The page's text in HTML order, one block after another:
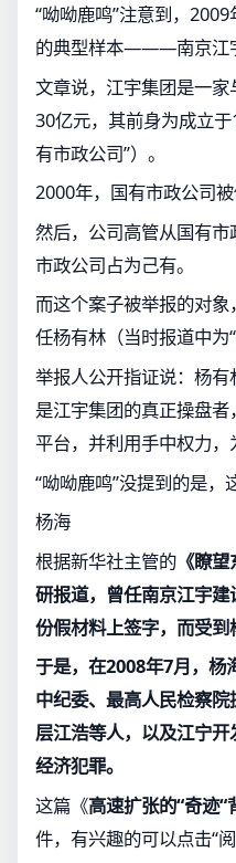
“呦呦鹿鸣”注意到，
的典型样本———南京江
文章说，江宇集团是一
30亿元，其前身为成立
有市政公司”）。
2000年，国有市政公司
然后，公司高管从国有
市政公司占为己有。
而这个案子被举报的对
任杨有林（当时报道中为“
举报人公开指证说：杨
是江宇集团的真正操盘
平台，并利用手中权力，
“呦呦鹿鸣”没提到的是
杨海
根据新华社主管的 《瞭
研报道，曾任南京江宇
份假材料上签字，而受
于是，在2008年7月，杨
中纪委、最高人民检察
层江浩等人，以及江宁
经济犯罪。
这篇《高速扩张的“奇迹“
件，有兴趣的可以点击“